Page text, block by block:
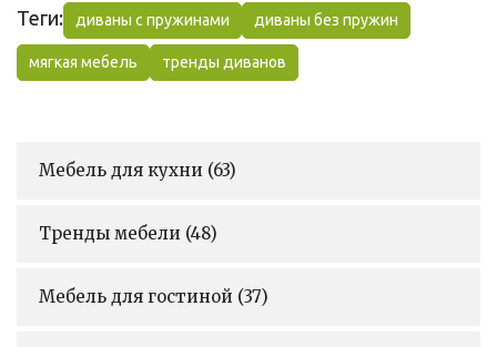
Теги: диваны с пружинами диваны без пружин
мягкая мебель тренды диванов
Мебель для кухни (63)
Тренды мебели (48)
Мебель для гостиной (37)